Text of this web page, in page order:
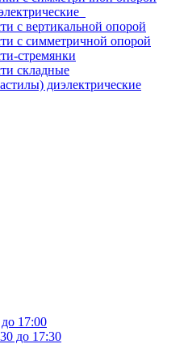
с вертикальной опорой
с симметричной опорой
стремянки
складные
диэлектрические
17:00
до 17:30